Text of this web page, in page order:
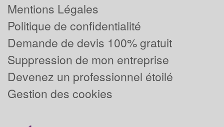
Mentions Légales
Politique de confidentialité
Demande de devis 100% gratuit
Suppression de mon entreprise
Devenez un professionnel étoilé
Gestion des cookies